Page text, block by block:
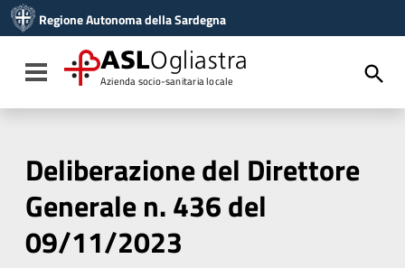
Vai al menu di navigazione
Vai al footer
Regione Autonoma della Sardegna
Toggle navigation
ASLOgliastra
Azienda socio-sanitaria locale
Deliberazione del Direttore
Generale n. 436 del
09/11/2023